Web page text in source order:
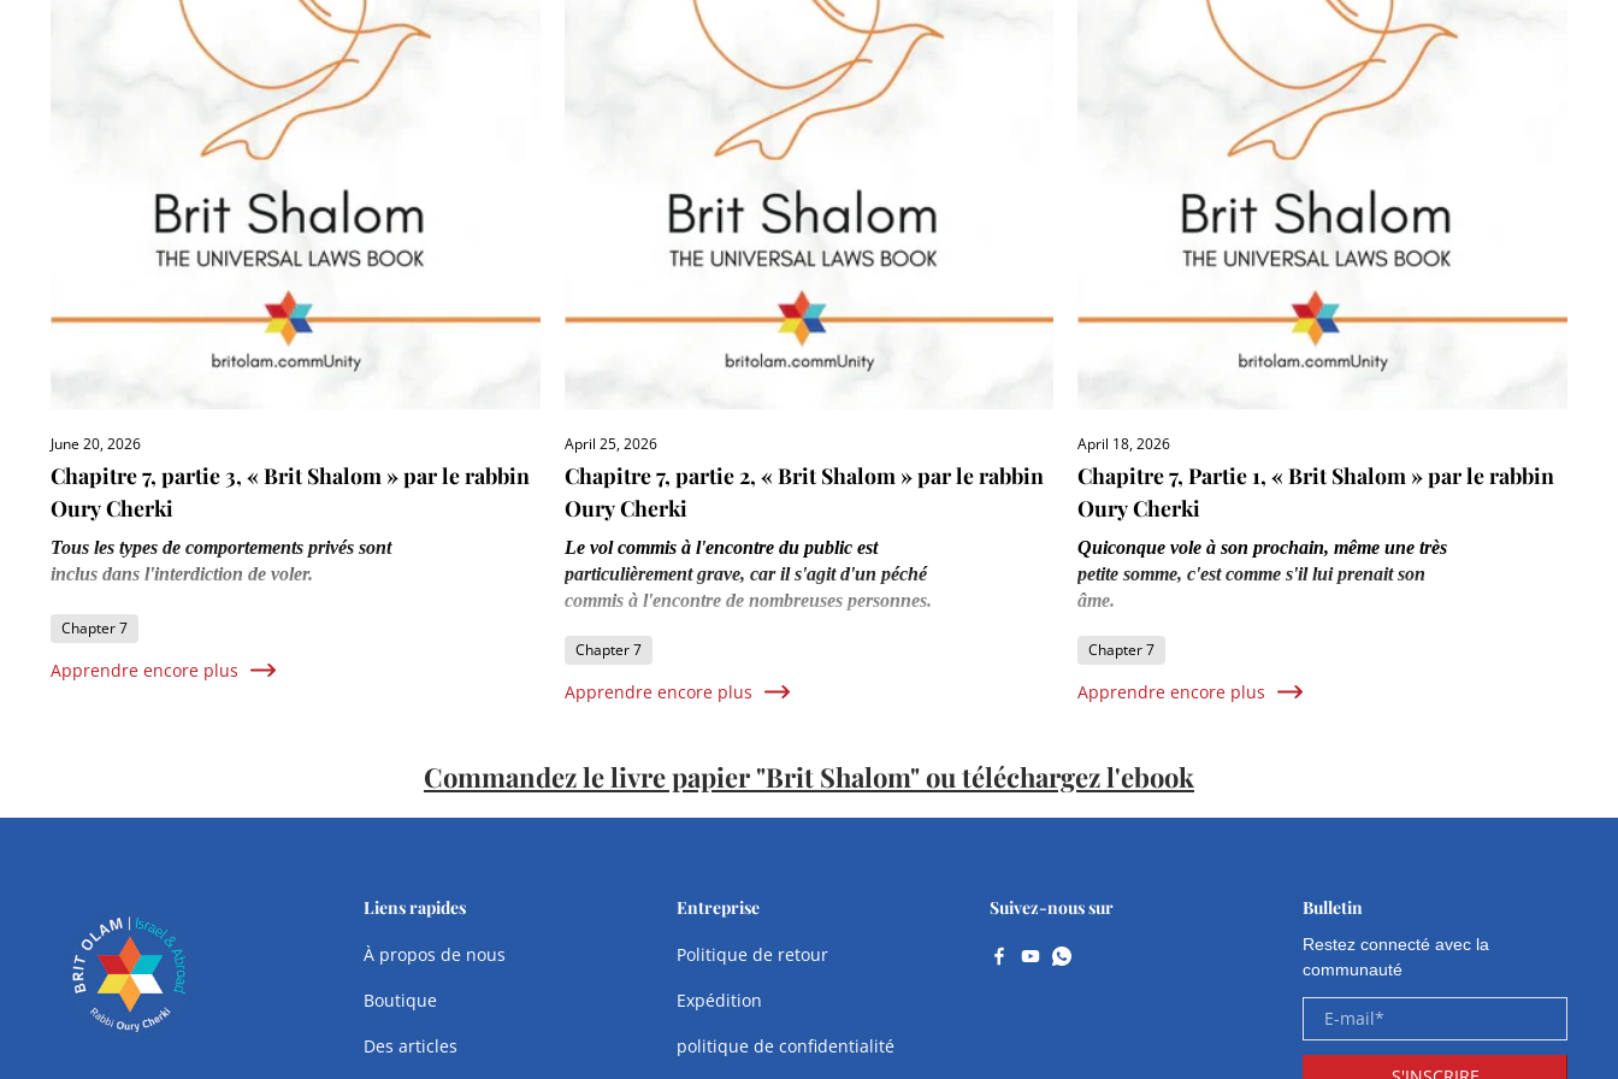
June 20, 2026
Chapitre 7, partie 3, « Brit Shalom » par le rabbin
Oury Cherki
Tous les types de comportements privés sont
inclus dans l'interdiction de voler.
Chapter 7
Apprendre encore plus
April 25, 2026
Chapitre 7, partie 2, « Brit Shalom » par le rabbin
Oury Cherki
Le vol commis à l'encontre du public est
particulièrement grave, car il s'agit d'un péché
commis à l'encontre de nombreuses personnes.
Chapter 7
Apprendre encore plus
April 18, 2026
Chapitre 7, Partie 1, « Brit Shalom » par le rabbin
Oury Cherki
Quiconque vole à son prochain, même une très
petite somme, c'est comme s'il lui prenait son
âme.
Chapter 7
Apprendre encore plus
Commandez le livre papier "Brit Shalom" ou téléchargez l'ebook
Liens rapides
À propos de nous
Boutique
Des articles
Entreprise
Politique de retour
Expédition
politique de confidentialité
Suivez-nous sur Bulletin
Restez connecté avec la
communauté
E-mail*